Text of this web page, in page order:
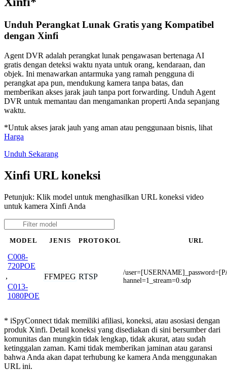
Unduh Perangkat Lunak Gratis yang Kompatibel
dengan Xinfi
Agent DVR adalah perangkat lunak pengawasan bertenaga AI
gratis dengan deteksi waktu nyata untuk orang, kendaraan, dan
objek. Ini menawarkan antarmuka yang ramah pengguna di
perangkat apa pun, mendukung kamera tanpa batas, dan
memberikan akses jarak jauh tanpa port forwarding. Unduh Agent
DVR untuk memantau dan mengamankan properti Anda sepanjang
waktu.
*Untuk akses jarak jauh yang aman atau penggunaan bisnis, lihat
Harga
Unduh Sekarang
Xinfi URL koneksi
Petunjuk: Klik model untuk menghasilkan URL koneksi video
untuk kamera Xinfi Anda
MODEL JENIS PROTOKOL URL
C008-
720POE
,
C013-
1080POE
FFMPEG RTSP
/
hannel=1_stream=0.sdp
* iSpyConnect tidak memiliki afiliasi, koneksi, atau asosiasi dengan
produk Xinfi. Detail koneksi yang disediakan di sini bersumber dari
komunitas dan mungkin tidak lengkap, tidak akurat, atau sudah
ketinggalan zaman. Kami tidak memberikan jaminan atau garansi
bahwa Anda akan dapat terhubung ke kamera Anda menggunakan
URL ini.